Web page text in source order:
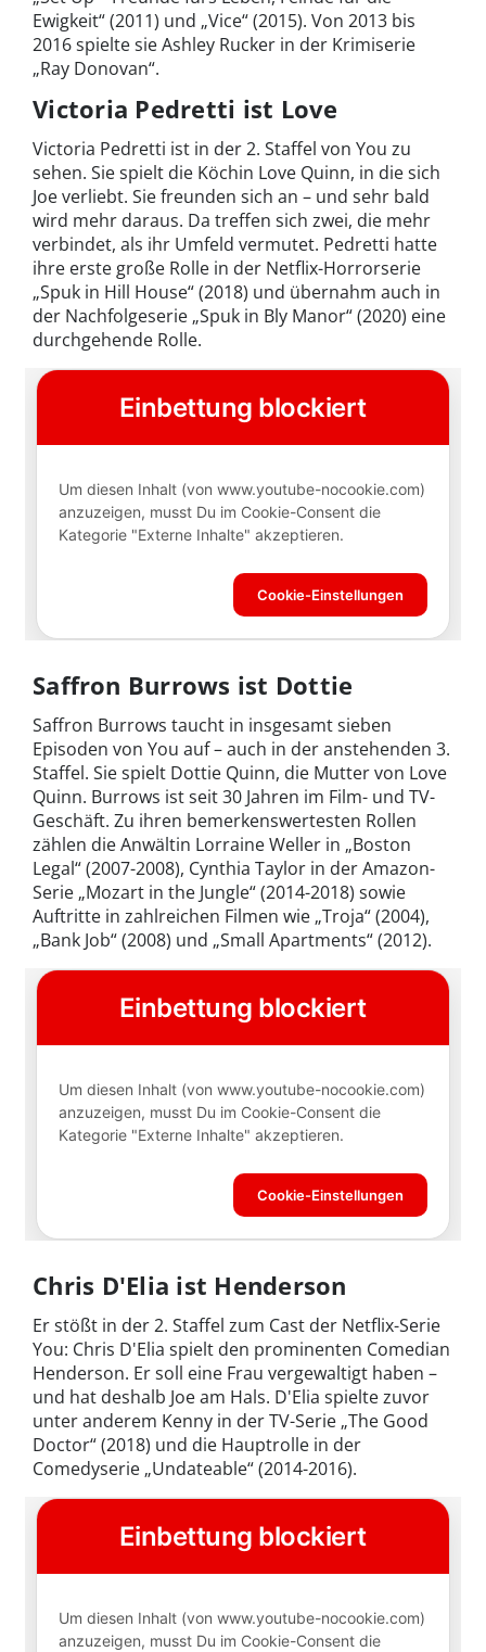
Ewigkeit“ (2011) und „Vice“ (2015). Von 2013 bis
2016 spielte sie Ashley Rucker in der Krimiserie
„Ray Donovan“.
Victoria Pedretti ist Love
Victoria Pedretti ist in der 2. Staffel von You zu
sehen. Sie spielt die Köchin Love Quinn, in die sich
Joe verliebt. Sie freunden sich an – und sehr bald
wird mehr daraus. Da treffen sich zwei, die mehr
verbindet, als ihr Umfeld vermutet. Pedretti hatte
ihre erste große Rolle in der Netflix-Horrorserie
„Spuk in Hill House“ (2018) und übernahm auch in
der Nachfolgeserie „Spuk in Bly Manor“ (2020) eine
durchgehende Rolle.
Saffron Burrows ist Dottie
Saffron Burrows taucht in insgesamt sieben
Episoden von You auf – auch in der anstehenden 3.
Staffel. Sie spielt Dottie Quinn, die Mutter von Love
Quinn. Burrows ist seit 30 Jahren im Film- und TV-
Geschäft. Zu ihren bemerkenswertesten Rollen
zählen die Anwältin Lorraine Weller in „Boston
Legal“ (2007-2008), Cynthia Taylor in der Amazon-
Serie „Mozart in the Jungle“ (2014-2018) sowie
Auftritte in zahlreichen Filmen wie „Troja“ (2004),
„Bank Job“ (2008) und „Small Apartments“ (2012).
Chris D'Elia ist Henderson
Er stößt in der 2. Staffel zum Cast der Netflix-Serie
You: Chris D'Elia spielt den prominenten Comedian
Henderson. Er soll eine Frau vergewaltigt haben –
und hat deshalb Joe am Hals. D'Elia spielte zuvor
unter anderem Kenny in der TV-Serie „The Good
Doctor“ (2018) und die Hauptrolle in der
Comedyserie „Undateable“ (2014-2016).